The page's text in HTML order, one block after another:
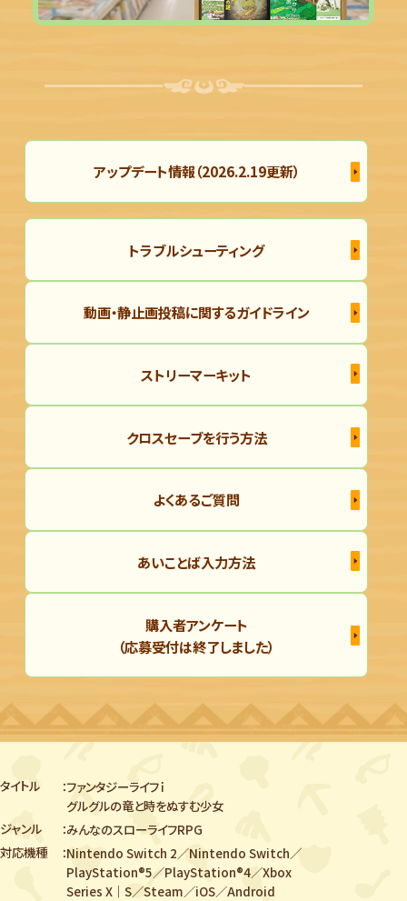
アップデート情報（2026.2.19更新）
トラブルシューティング
動画・静止画投稿に関するガイドライン
ストリーマーキット
クロスセーブを行う方法
よくあるご質問
あいことば入力方法
購入者アンケート
（応募受付は終了しました）
タイトル
ファンタジーライフｉ
グルグルの竜と時をぬすむ少女
ジャンル
みんなのスローライフRPG
対応機種
Nintendo Switch 2／Nintendo Switch／
PlayStation®5／PlayStation®4／Xbox
Series X｜S／Steam／iOS／Android